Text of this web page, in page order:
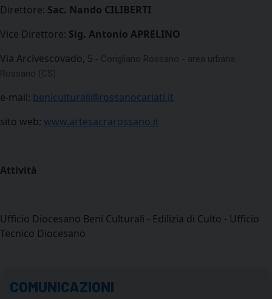
Direttore: Sac. Nando CILIBERTI
Vice Direttore: Sig. Antonio APRELINO
Via Arcivescovado, 5 - Corigliano Rossano - area urbana
Rossano (CS)
e-mail: beniculturali@rossanocariati.it
sito web: www.artesacrarossano.it
Attività
Ufficio Diocesano Beni Culturali - Edilizia di Culto - Ufficio
Tecnico Diocesano
COMUNICAZIONI